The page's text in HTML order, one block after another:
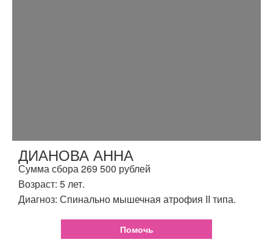
ДИАНОВА АННА
Сумма сбора 269 500 рублей
Возраст: 5 лет.
Диагноз: Спинально мышечная атрофия II типа.
Помочь